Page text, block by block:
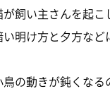
が飼い主さんを起
明け方と夕方など
の動きが鈍くな